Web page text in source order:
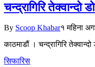
चन्द्रागिरि
By Scoop Khabar१ महिना
काठमाडौं । चन्द्रागिरि
सिफारिस